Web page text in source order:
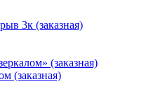
3к (заказная)
(заказная)
(заказная)